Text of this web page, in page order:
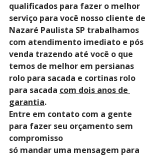
qualificados para fazer o melhor
serviço para você nosso cliente de
Nazaré Paulista SP trabalhamos
com atendimento imediato e pós
venda trazendo até você o que
temos de melhor em persianas
rolo para sacada e cortinas rolo
para sacada com dois anos de
garantia.
Entre em contato com a gente
para fazer seu orçamento sem
compromisso
só mandar uma mensagem para